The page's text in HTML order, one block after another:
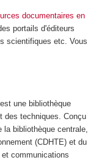
documentaires en
portails d'éditeurs
scientifiques etc. Vous
est une bibliothèque
des techniques. Conçu
bibliothèque centrale,
(CDHTE) et du
et communications